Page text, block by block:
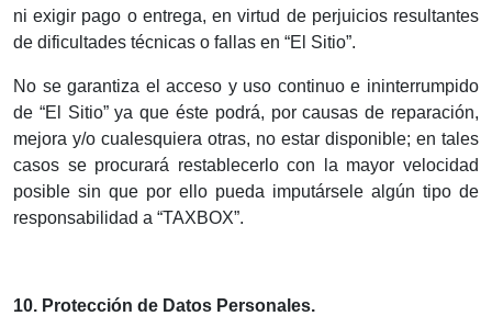
ni exigir pago o entrega, en virtud de perjuicios resultantes
de dificultades técnicas o fallas en “El Sitio”.
No se garantiza el acceso y uso continuo e ininterrumpido
de “El Sitio” ya que éste podrá, por causas de reparación,
mejora y/o cualesquiera otras, no estar disponible; en tales
casos se procurará restablecerlo con la mayor velocidad
posible sin que por ello pueda imputársele algún tipo de
responsabilidad a “TAXBOX”.
10. Protección de Datos Personales.